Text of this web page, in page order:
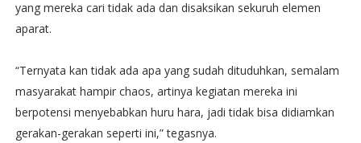
yang mereka cari tidak ada dan disaksikan sekuruh elemen
aparat.
“Ternyata kan tidak ada apa yang sudah dituduhkan, semalam
masyarakat hampir chaos, artinya kegiatan mereka ini
berpotensi menyebabkan huru hara, jadi tidak bisa didiamkan
gerakan-gerakan seperti ini,” tegasnya.